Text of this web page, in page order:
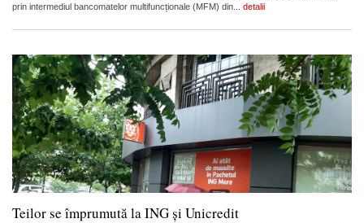
prin intermediul bancomatelor multifuncționale (MFM) din... detalii
Teilor se împrumută la ING și Unicredit